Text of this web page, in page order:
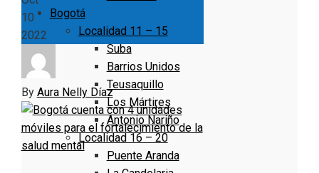
Bogotá
Localidad 11 – 15
Suba
Barrios Unidos
Teusaquillo
Los Mártires
Antonio Nariño
Localidad 16 – 20
Puente Aranda
10
2022
By Aura Nelly Díaz